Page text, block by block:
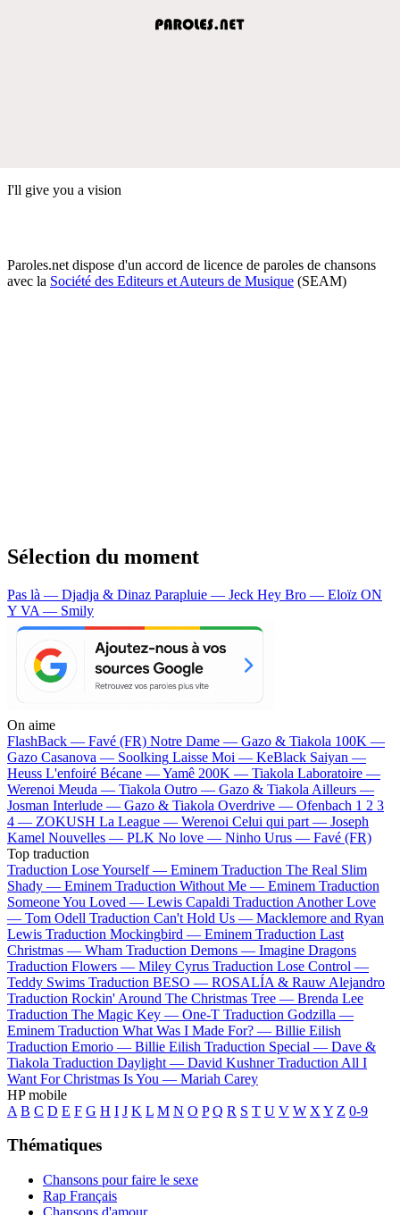
I'll give you a vision
Paroles.net dispose d'un accord de licence de paroles de chansons
avec la Société des Editeurs et Auteurs de Musique (SEAM)
Sélection du moment
Pas là — Djadja & Dinaz Parapluie — Jeck Hey Bro — Eloïz ON
Y VA — Smily
On aime
FlashBack — Favé (FR) Notre Dame — Gazo & Tiakola 100K —
Gazo Casanova — Soolking Laisse Moi — KeBlack Saiyan —
Heuss L'enfoiré Bécane —Yamê 200K — Tiakola Laboratoire —
Werenoi Meuda — Tiakola Outro — Gazo & Tiakola Ailleurs —
Josman Interlude — Gazo & Tiakola Overdrive — Ofenbach 1 2 3
4 — ZOKUSH La League — Werenoi Celui qui part — Joseph
Kamel Nouvelles — PLK No love — Ninho Urus — Favé (FR)
Top traduction
Traduction Lose Yourself — Eminem Traduction The Real Slim
Shady — Eminem Traduction Without Me — Eminem Traduction
Someone You Loved — Lewis Capaldi Traduction Another Love
— Tom Odell Traduction Can't Hold Us — Macklemore and Ryan
Lewis Traduction Mockingbird — Eminem Traduction Last
Christmas — Wham Traduction Demons — Imagine Dragons
Traduction Flowers — Miley Cyrus Traduction Lose Control —
Teddy Swims Traduction BESO — ROSALÍA & Rauw Alejandro
Traduction Rockin' Around The Christmas Tree — Brenda Lee
Traduction The Magic Key — One-T Traduction Godzilla —
Eminem Traduction What Was I Made For? — Billie Eilish
Traduction Emorio — Billie Eilish Traduction Special — Dave &
Tiakola Traduction Daylight — David Kushner Traduction All I
Want For Christmas Is You — Mariah Carey
HP mobile
A B C D E F G H I J K L M N O P Q R S T U V W X Y Z 0-9
Thématiques
Chansons pour faire le sexe
Rap Français
Chansons d'amour